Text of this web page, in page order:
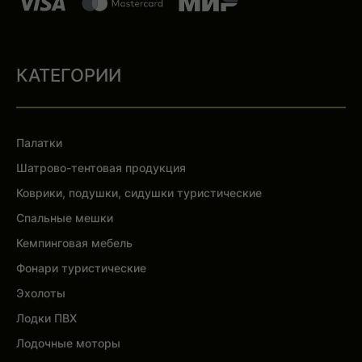
КАТЕГОРИИ
Палатки
Шатрово-тентовая продукция
Коврики, подушки, сидушки туристические
Спальные мешки
Кемпинговая мебель
Фонари туристические
Эхолоты
Лодки ПВХ
Лодочные моторы